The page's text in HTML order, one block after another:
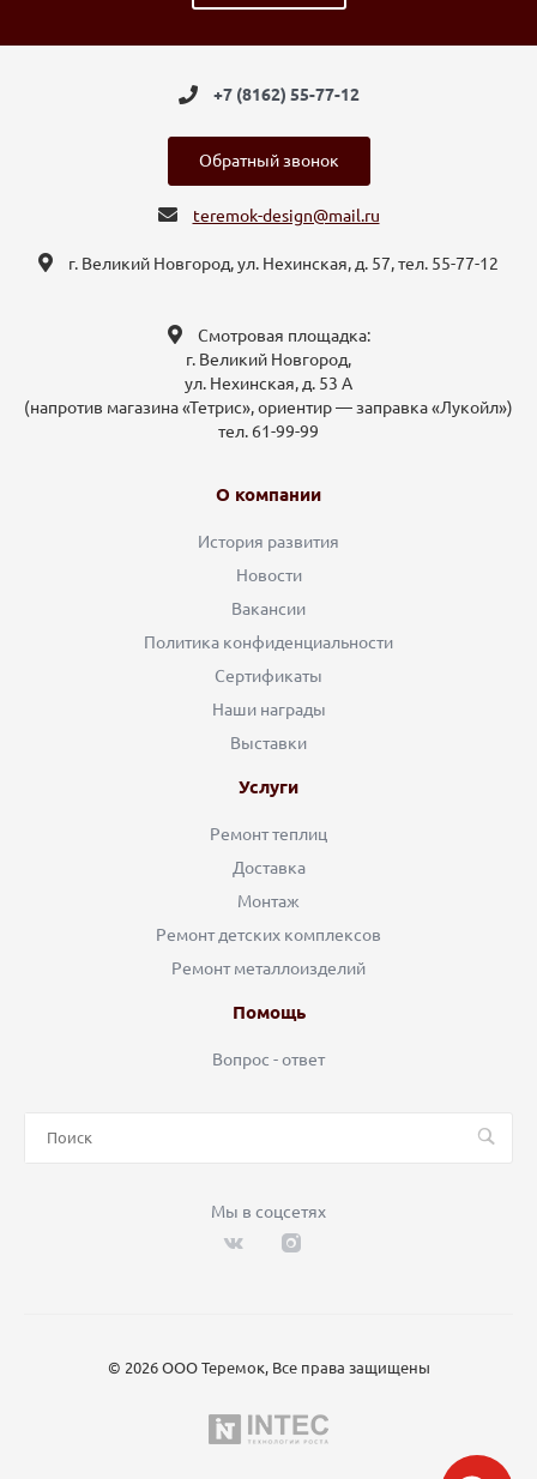
+7 (8162) 55-77-12
Обратный звонок
teremok-design@mail.ru
г. Великий Новгород, ул. Нехинская, д. 57, тел. 55-77-12
Смотровая площадка:
г. Великий Новгород,
ул. Нехинская, д. 53 А
(напротив магазина «Тетрис», ориентир — заправка «Лукойл»)
тел. 61-99-99
О компании
История развития
Новости
Вакансии
Политика конфиденциальности
Сертификаты
Наши награды
Выставки
Услуги
Ремонт теплиц
Доставка
Монтаж
Ремонт детских комплексов
Ремонт металлоизделий
Помощь
Вопрос - ответ
Мы в соцсетях
© 2026 ООО Теремок, Все права защищены